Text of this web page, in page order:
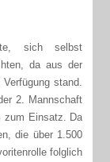
sich selbst
da aus der
stand.
2. Mannschaft
zum Einsatz. Da
die über 1.500
folglich